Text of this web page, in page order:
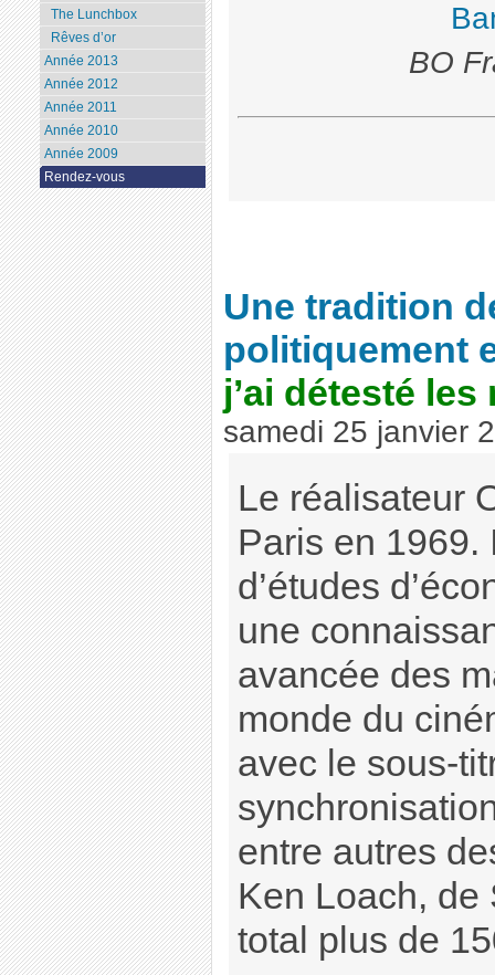
BO
Une tradition
politiquement
j’ai détesté les
samedi 25 janvier
Le réalisateur
Paris en 1969.
d’études
une
avancée des
monde du
avec le sous-
entre autres
Ken Loach, de
total plus de
The Lunchbox
Rêves d’or
Année 2013
Année 2012
Année 2011
Année 2010
Année 2009
Rendez-vous